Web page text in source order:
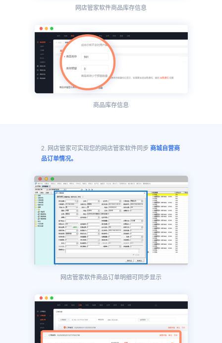
网店管家软件商品库存信息
商品库存信息
2. 网店管家可实现您的网店管家软件同步 商城自营商
品订单情况。
网店管家软件商品订单明细可同步显示